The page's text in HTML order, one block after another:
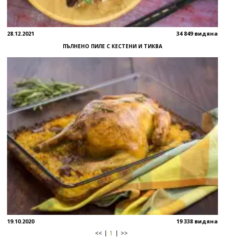
28.12.2021 34 849 видяна
ПЪЛНЕНО ПИЛЕ С КЕСТЕНИ И ТИКВА
19.10.2020 19 338 видяна
<< 1 >>